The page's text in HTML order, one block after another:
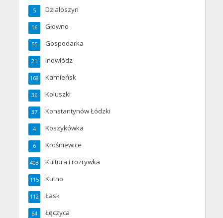
Działoszyn
5
Głowno
16
Gospodarka
55
Inowłódz
21
Kamieńsk
168
Koluszki
36
Konstantynów Łódzki
37
Koszykówka
4
Krośniewice
6
Kultura i rozrywka
403
Kutno
115
Łask
112
Łęczyca
64